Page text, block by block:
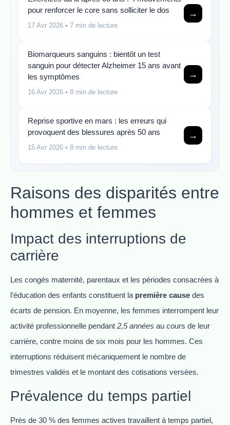
pour renforcer le core sans solliciter le dos
17 Avr 2026 • 7 min de lecture
→
Biomarqueurs sanguins : bientôt un test
sanguin pour détecter Alzheimer 15 ans avant
les symptômes
16 Avr 2026 • 8 min de lecture
→
Reprise sportive en mars : les erreurs qui
provoquent des blessures après 50 ans
15 Avr 2026 • 8 min de lecture
→
Raisons des disparités entre
hommes et femmes
Impact des interruptions de
carrière
Les congés maternité, parentaux et les périodes consacrées à
l’éducation des enfants constituent la première cause des
écarts de pension. En moyenne, les femmes interrompent leur
activité professionnelle pendant 2,5 années au cours de leur
carrière, contre moins de six mois pour les hommes. Ces
interruptions réduisent mécaniquement le nombre de
trimestres validés et le montant des cotisations versées.
Prévalence du temps partiel
Près de 30 % des femmes actives travaillent à temps partiel,